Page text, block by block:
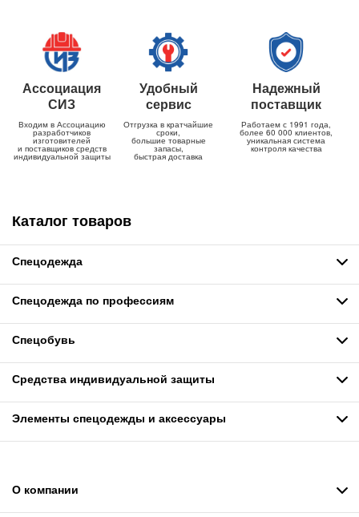
Ассоциация
СИЗ
Входим в Ассоциацию
разработчиков
изготовителей
и поставщиков средств
индивидуальной защиты
Удобный
сервис
Отгрузка в кратчайшие
сроки,
большие товарные
запасы,
быстрая доставка
Надежный
поставщик
Работаем с 1991 года,
более 60 000 клиентов,
уникальная система
контроля качества
Каталог товаров
Спецодежда
Спецодежда по профессиям
Спецобувь
Средства индивидуальной защиты
Элементы спецодежды и аксессуары
О компании